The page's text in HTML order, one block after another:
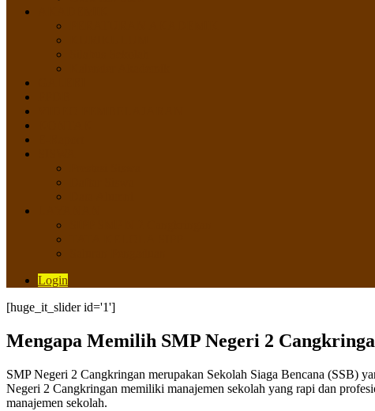
Login
[huge_it_slider id='1']
Mengapa Memilih SMP Negeri 2
SMP Negeri 2 Cangkringan merupakan Sekolah Siaga Bencana (SSB)
Negeri 2 Cangkringan memiliki manajemen sekolah yang rapi dan
manajemen sekolah.